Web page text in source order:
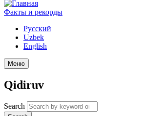
Факты и рекорды
Русский
Uzbek
English
Меню
Qidiruv
Search